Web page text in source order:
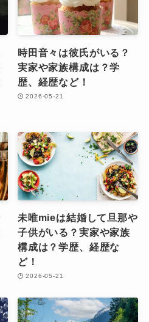
時田音々は彼氏がいる？
実家や家族構成は？学
歴、経歴など！
2026-05-21
未唯mieは結婚して旦那や
子供がいる？実家や家族
構成は？学歴、経歴な
ど！
2026-05-21